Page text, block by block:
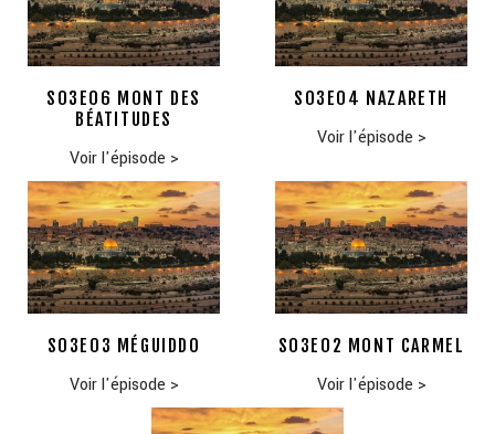
S03E06 MONT DES
BÉATITUDES
Voir l'épisode >
S03E04 NAZARETH
Voir l'épisode >
S03E03 MÉGUIDDO
Voir l'épisode >
S03E02 MONT CARMEL
Voir l'épisode >